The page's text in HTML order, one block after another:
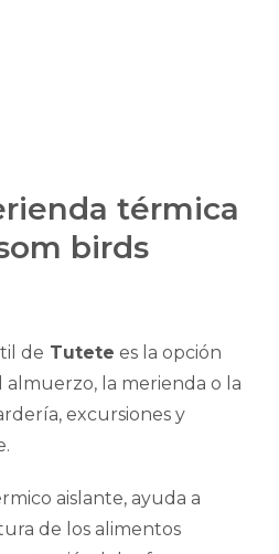
térmica
birds
de Tutete es la opción
la merienda o la
excursiones y
aislante, ayuda a
de los alimentos